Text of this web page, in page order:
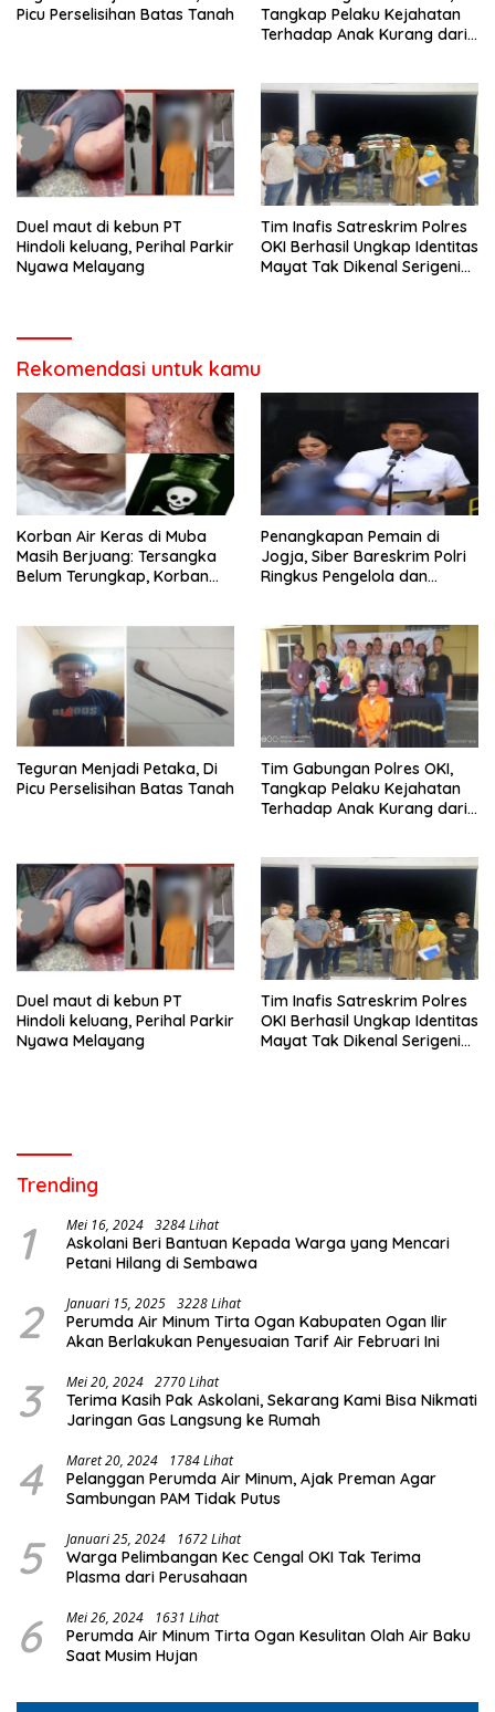
Picu Perselisihan Batas Tanah
Tangkap Pelaku Kejahatan
Terhadap Anak Kurang dari
Duel maut di kebun PT
Hindoli keluang, Perihal Parkir
Nyawa Melayang
Tim Inafis Satreskrim Polres
OKI Berhasil Ungkap Identitas
Mayat Tak Dikenal Serigeni
Rekomendasi untuk kamu
Korban Air Keras di Muba
Masih Berjuang: Tersangka
Belum Terungkap, Korban
Penangkapan Pemain di
Jogja, Siber Bareskrim Polri
Ringkus Pengelola dan
Teguran Menjadi Petaka, Di
Picu Perselisihan Batas Tanah
Tim Gabungan Polres OKI,
Tangkap Pelaku Kejahatan
Terhadap Anak Kurang dari
Duel maut di kebun PT
Hindoli keluang, Perihal Parkir
Nyawa Melayang
Tim Inafis Satreskrim Polres
OKI Berhasil Ungkap Identitas
Mayat Tak Dikenal Serigeni
Trending
1 Mei 16, 2024 3284 Lihat
Askolani Beri Bantuan Kepada Warga yang Mencari
Petani Hilang di Sembawa
2 Januari 15, 2025 3228 Lihat
Perumda Air Minum Tirta Ogan Kabupaten Ogan Ilir
Akan Berlakukan Penyesuaian Tarif Air Februari Ini
3 Mei 20, 2024 2770 Lihat
Terima Kasih Pak Askolani, Sekarang Kami Bisa Nikmati
Jaringan Gas Langsung ke Rumah
4 Maret 20, 2024 1784 Lihat
Pelanggan Perumda Air Minum, Ajak Preman Agar
Sambungan PAM Tidak Putus
5 Januari 25, 2024 1672 Lihat
Warga Pelimbangan Kec Cengal OKI Tak Terima
Plasma dari Perusahaan
6 Mei 26, 2024 1631 Lihat
Perumda Air Minum Tirta Ogan Kesulitan Olah Air Baku
Saat Musim Hujan